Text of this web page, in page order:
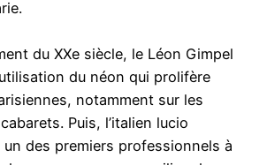
du XXe siècle, le Léon Gimpel
du néon qui prolifère
notamment sur les
Puis, l’italien lucio
des premiers professionnels à